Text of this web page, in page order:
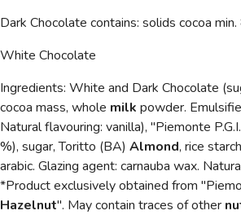
Dark Chocolate contains: solids cocoa
White Chocolate
Ingredients: White and Dark Chocolate
cocoa mass, whole milk powder.
Natural flavouring: vanilla), "Piemonte P.G.I.
%), sugar, Toritto (BA) Almond, rice starch
arabic. Glazing agent: carnauba wax.
*Product exclusively obtained from
Hazelnut". May contain traces of other